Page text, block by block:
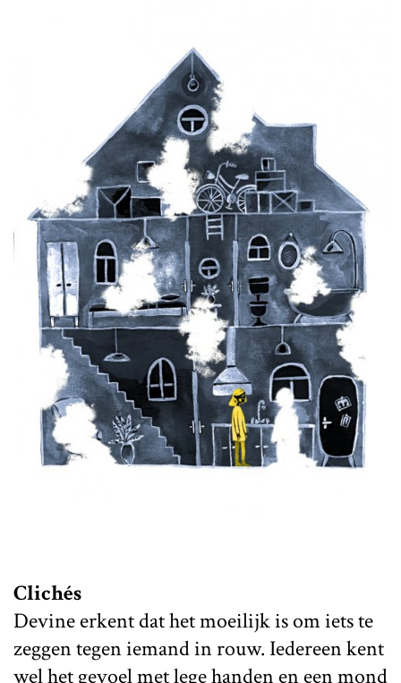
Clichés
Devine erkent dat het moeilijk is om iets te
zeggen tegen iemand in rouw. Iedereen kent
wel het gevoel met lege handen en een mond